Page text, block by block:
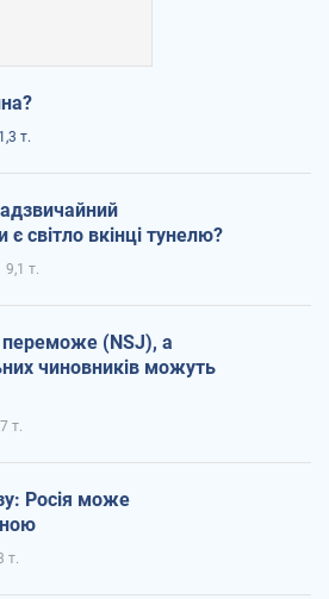
т.
світло вкінці тунелю?
9,1 т.
переможе (NSJ), а
чиновників можуть
т.
Росія може
т.